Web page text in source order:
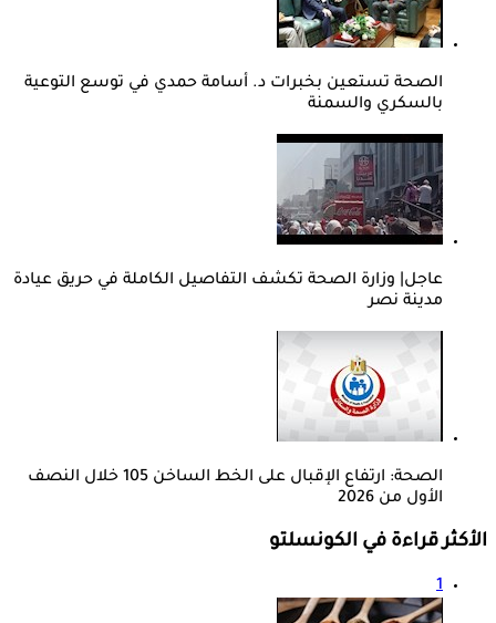
الصحة تستعين بخبرات د. أسامة حمدي في توسع التوعية
بالسكري والسمنة
عاجل| وزارة الصحة تكشف التفاصيل الكاملة في حريق عيادة
مدينة نصر
الصحة: ارتفاع الإقبال على الخط الساخن 105 خلال النصف
الأول من 2026
الأكثر قراءة في الكونسلتو
1